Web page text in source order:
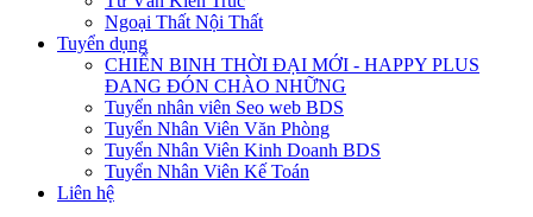
Ngoại Thất Nội Thất
Tuyển dụng
CHIẾN BINH THỜI ĐẠI MỚI - HAPPY PLUS
ĐANG ĐÓN CHÀO NHỮNG
Tuyển nhân viên Seo web BDS
Tuyển Nhân Viên Văn Phòng
Tuyển Nhân Viên Kinh Doanh BDS
Tuyển Nhân Viên Kế Toán
Liên hệ